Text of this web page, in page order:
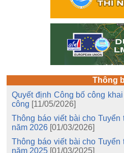
Thông
Quyết định Công bố công
công [11/05/2026]
Thông báo viết bài cho
năm 2026 [01/03/2026]
Thông báo viết bài cho
năm 2025 [01/03/2025]